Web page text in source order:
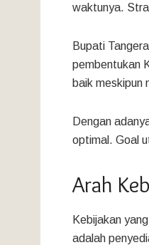
waktunya.
Bupati
pembentukan
baik meskipun
Dengan
optimal. Goal
Arah
Kebijakan
adalah